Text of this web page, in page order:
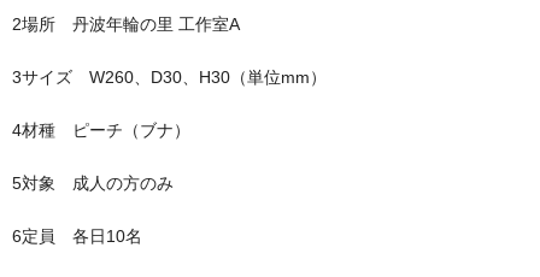
2場所 丹波年輪の里 工作室A
3サイズ W260、D30、H30（単位mm）
4材種 ピーチ（ブナ）
5対象 成人の方のみ
6定員 各日10名